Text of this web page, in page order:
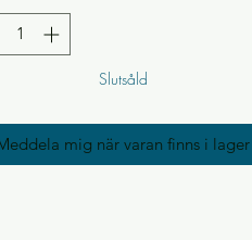
Slutsåld
mig när varan finns i lager